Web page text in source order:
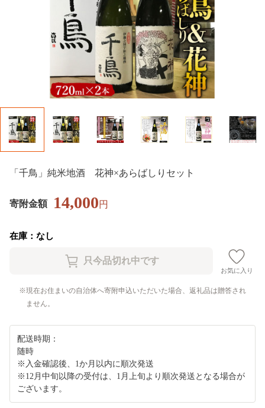
「千鳥」純米地酒 花神×あらばしりセット
寄附金額 14,000円
在庫：なし
お気に入り
現在お住まいの自治体へ寄附申込いただいた場合、返礼品は贈答され
ません。
配送時期：
随時
※入金確認後、1か月以内に順次発送
※12月中旬以降の受付は、1月上旬より順次発送となる場合が
ございます。